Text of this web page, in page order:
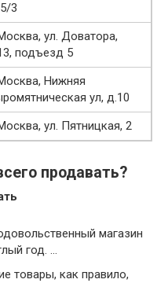
3
ул. Доватора,
подъезд 5
Нижняя
ул, д.10
ул. Пятницкая, 2
продавать?
магазин
год. …
товары, как правило,